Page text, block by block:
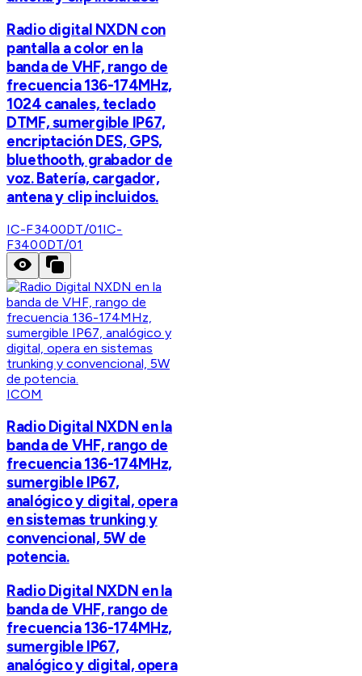
Radio digital NXDN con
pantalla a color en la
banda de VHF, rango de
frecuencia 136-174MHz,
1024 canales, teclado
DTMF, sumergible IP67,
encriptación DES, GPS,
bluethooth, grabador de
voz. Batería, cargador,
antena y clip incluidos.
IC-F3400DT/01IC-
F3400DT/01
ICOM
Radio Digital NXDN en la
banda de VHF, rango de
frecuencia 136-174MHz,
sumergible IP67,
analógico y digital, opera
en sistemas trunking y
convencional, 5W de
potencia.
Radio Digital NXDN en la
banda de VHF, rango de
frecuencia 136-174MHz,
sumergible IP67,
analógico y digital, opera